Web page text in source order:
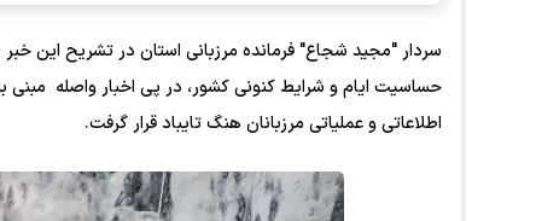
سردار "مجید شجاع" فرمانده مرزبانی استان در تشریح این
حساسیت ایام و شرایط کنونی کشور، در پی اخبار واصله
اطلاعاتی و عملیاتی مرزبانان هنگ تایباد قرار گرفت.